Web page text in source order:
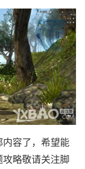
容了，希望能
略敬请关注脚